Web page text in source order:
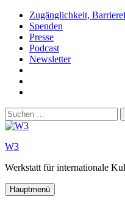
Zum
Inhalt
springen
Zugänglichkeit,
Spenden
Presse
Podcast
Newsletter
Youtube
Suchen
nach:
W3
Werkstatt für internationale
Hauptmenü